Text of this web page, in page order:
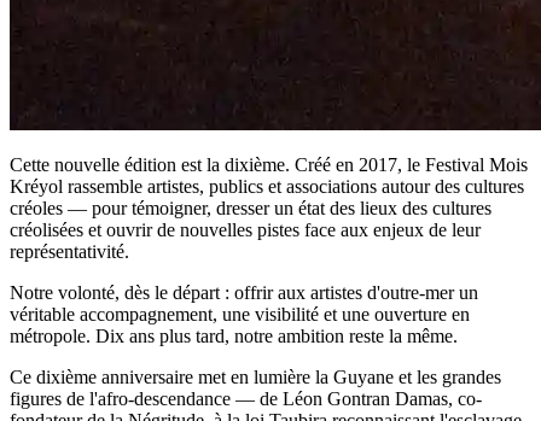
Cette nouvelle édition est la dixième. Créé en 2017, le Festival Mois
Kréyol rassemble artistes, publics et associations autour des cultures
créoles — pour témoigner, dresser un état des lieux des cultures
créolisées et ouvrir de nouvelles pistes face aux enjeux de leur
représentativité.
Notre volonté, dès le départ : offrir aux artistes d'outre-mer un
véritable accompagnement, une visibilité et une ouverture en
métropole. Dix ans plus tard, notre ambition reste la même.
Ce dixième anniversaire met en lumière la Guyane et les grandes
figures de l'afro-descendance — de Léon Gontran Damas, co-